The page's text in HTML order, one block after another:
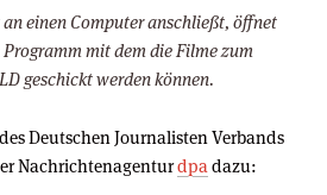
an einen Computer anschließt, öffnet
mit dem die Filme zum
geschickt werden können.
Deutschen Journalisten Verbands
Nachrichtenagenturdpa dazu: